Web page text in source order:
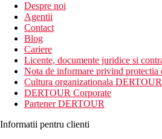
Despre noi
Agentii
Contact
Blog
Cariere
Licente, documente juridice si
Nota de informare privind protectia
Cultura organizationala DERTOUR
DERTOUR Corporate
Partener DERTOUR
Informatii pentru clienti